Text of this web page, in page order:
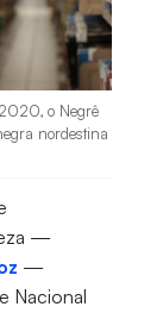
o Negrê
nordestina
—
—
Nacional